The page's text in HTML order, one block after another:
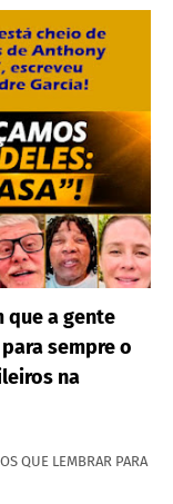
que a gente
sempre o
na
QUE LEMBRAR PARA